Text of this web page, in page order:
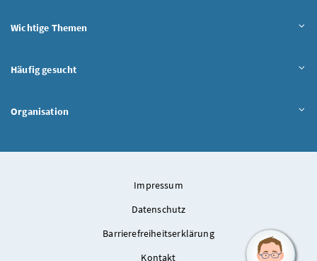
Wichtige Themen
Häufig gesucht
Organisation
Impressum
Datenschutz
Barrierefreiheitserklärung
Kontakt